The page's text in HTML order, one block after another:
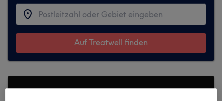
Auf Treatwell finden